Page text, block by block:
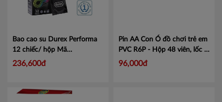
Bao cao su Durex Performa
12 chiếc/ hộp Mã
101047397
236,600đ
Pin AA Con Ó đồ chơi trẻ em
PVC R6P - Hộp 48 viên, lốc 6
viênMã BPVCR6P
96,000đ